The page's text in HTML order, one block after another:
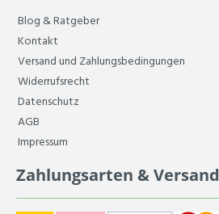
Blog & Ratgeber
Kontakt
Versand und Zahlungsbedingungen
Widerrufsrecht
Datenschutz
AGB
Impressum
Zahlungsarten & Versand